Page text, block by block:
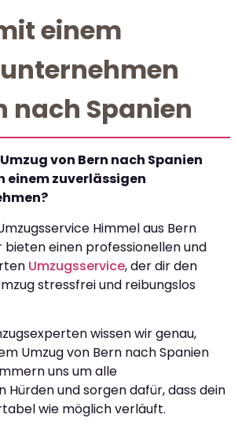
einem
nach Spanien
von Bern nach Spanien
einem zuverlässigen
Himmel aus Bern
bieten einen professionellen und
Umzugsservice, der dir den
stressfrei und reibungslos
wissen wir genau,
Umzug von Bern nach Spanien
uns um alle
Hürden und sorgen dafür, dass dein
wie möglich verläuft.